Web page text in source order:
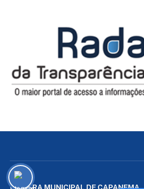
CÂMARA MUNICIPAL DE CAPANEMA